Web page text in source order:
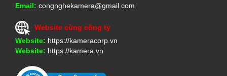
Email: congnghekamera@gmail.com
Website cùng công ty
Website: https://kameracorp.vn
Website: https://kamera.vn